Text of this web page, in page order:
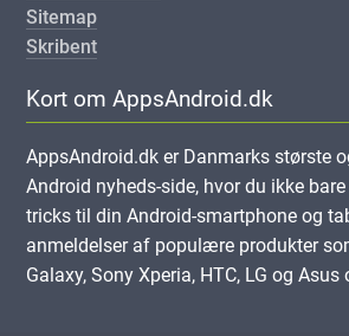
Sitemap
Skribent
Kort om AppsAndroid.dk
AppsAndroid.dk er Danmarks største
Android nyheds-side, hvor du ikke
tricks til din Android-smartphone og
anmeldelser af populære produkter
Galaxy, Sony Xperia, HTC, LG og Asus